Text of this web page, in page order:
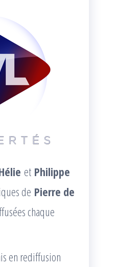
et Philippe
de Pierre de
chaque
en rediffusion